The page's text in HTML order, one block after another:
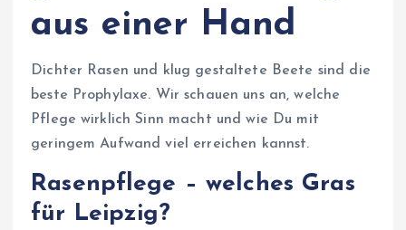
aus einer Hand
Dichter Rasen und klug gestaltete Beete sind die
beste Prophylaxe. Wir schauen uns an, welche
Pflege wirklich Sinn macht und wie Du mit
geringem Aufwand viel erreichen kannst.
Rasenpflege – welches Gras
für Leipzig?